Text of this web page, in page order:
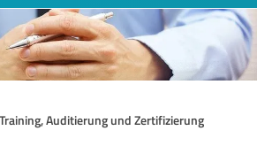
Auditierung und Zertifizierung